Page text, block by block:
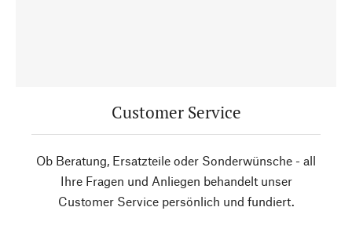
Customer Service
Ob Beratung, Ersatzteile oder Sonderwünsche - all
Ihre Fragen und Anliegen behandelt unser
Customer Service persönlich und fundiert.